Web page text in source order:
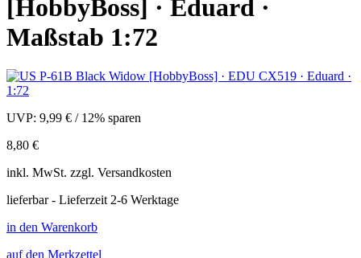
[HobbyBoss] · Eduard ·
Maßstab 1:72
UVP: 9,99 € / 12% sparen
8,80 €
inkl. MwSt. zzgl. Versandkosten
lieferbar - Lieferzeit 2-6 Werktage
in den Warenkorb
auf den Merkzettel